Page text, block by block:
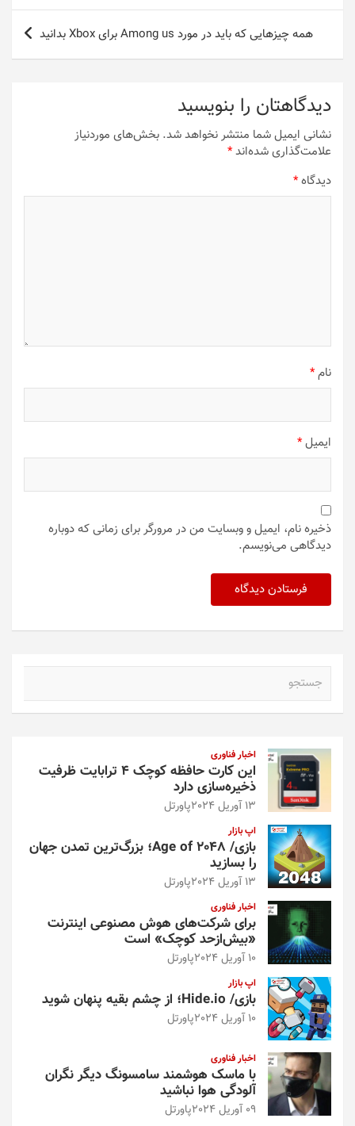
همه چیزهایی که باید در مورد Among us برای Xbox بدانید
دیدگاهتان را بنویسید
نشانی ایمیل شما منتشر نخواهد شد. بخش‌های موردنیاز
علامت‌گذاری شده‌اند*
دیدگاه*
نام*
ایمیل*
ذخیره نام، ایمیل و وبسایت من در مرورگر برای زمانی که دوباره
دیدگاهی می‌نویسم.
اخبار فناوری
این کارت حافظه کوچک ۴ ترابایت ظرفیت
ذخیره‌سازی دارد
13 آوریل 2024 پاورتل
اپ بازار
بازی/ Age of 2048؛ بزرگ‌ترین تمدن جهان
را بسازید
13 آوریل 2024 پاورتل
اخبار فناوری
برای شرکت‌های هوش مصنوعی اینترنت
«بیش‌از‌حد کوچک» است
10 آوریل 2024 پاورتل
اپ بازار
بازی/ Hide.io؛ از چشم بقیه پنهان شوید
10 آوریل 2024 پاورتل
اخبار فناوری
با ماسک هوشمند سامسونگ دیگر نگران
آلودگی هوا نباشید
09 آوریل 2024 پاورتل